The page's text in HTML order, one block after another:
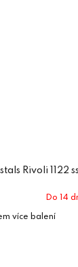
Rivoli 1122
Do 14